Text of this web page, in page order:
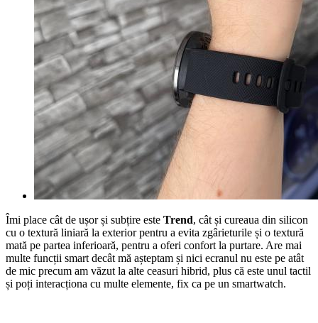
Îmi place cât de ușor și subțire este Trend, cât și cureaua din silicon
cu o textură liniară la exterior pentru a evita zgârieturile și o textură
mată pe partea inferioară, pentru a oferi confort la purtare. Are mai
multe funcții smart decât mă așteptam și nici ecranul nu este pe atât
de mic precum am văzut la alte ceasuri hibrid, plus că este unul tactil
și poți interacționa cu multe elemente, fix ca pe un smartwatch.